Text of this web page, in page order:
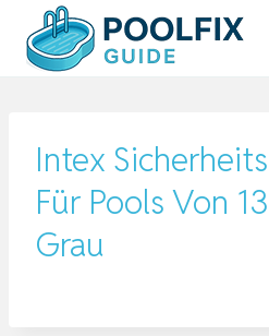
Inhalt
springen
Intex
Für Pools Von
Grau